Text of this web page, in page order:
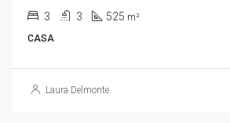
3 3 525 m²
CASA
Laura Delmonte